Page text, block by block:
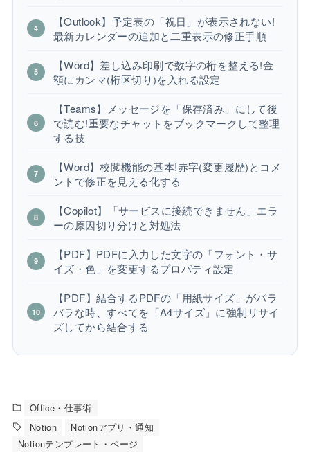
【Outlook】予定表の「祝日」が表示されない!
最新カレンダーの追加と二重表示の修正手順
【Word】差し込み印刷で数字の桁を整える!金
額にカンマ(桁区切り)を入れる設定
【Teams】メッセージを「保存済み」にして後
で読む!重要なチャットをブックマークして整理
する技
【Word】校閲機能の基本!赤字(変更履歴)とコメ
ントで修正を見える化する
【Copilot】「サービスに接続できません」エラ
ーの原因切り分けと対処法
【PDF】PDFに入力した文字の「フォント・サ
イズ・色」を変更するプロパティ設定
【PDF】結合するPDFの「用紙サイズ」がバラ
バラな時、すべてを「A4サイズ」に強制リサイ
ズしてから結合する
Office・仕事術
Notion
Notionアプリ・通知
Notionテンプレート・ページ